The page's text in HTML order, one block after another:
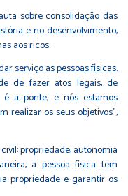
sobre consolidação das
e no desenvolvimento,
aos ricos.
serviço as pessoas físicas.
de fazer atos legais, de
a ponte, e nós estamos
realizar os seus objetivos”,
propriedade, autonomia
a pessoa física tem
propriedade e garantir os